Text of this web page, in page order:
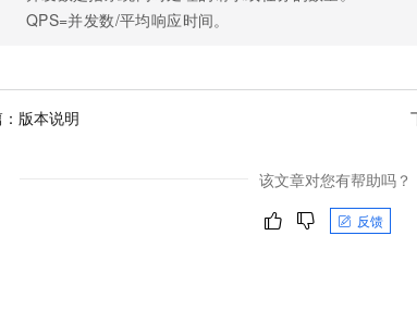
QPS=并发数/平均响应时间。
版本说明
该文章对您有帮助吗？
反馈